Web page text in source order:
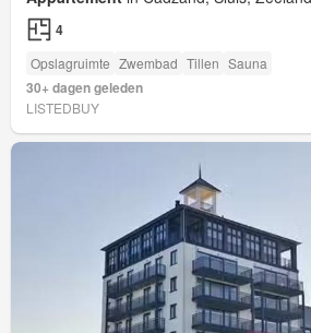
4
Opslagruimte Zwembad Tillen Sauna
30+ dagen geleden
LISTEDBUY